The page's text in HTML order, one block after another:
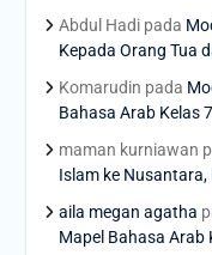
Abdul Hadipada
Kepada Orang Tua
Komarudin pada
Bahasa Arab Kelas 7
maman kurniawan
Islam ke Nusantara,
aila megan agatha
Mapel Bahasa Arab